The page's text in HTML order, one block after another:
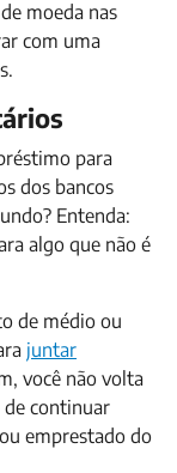
moeda nas
com uma
para
dos bancos
Entenda:
algo que não é
de médio ou
juntar
você não volta
de continuar
emprestado do